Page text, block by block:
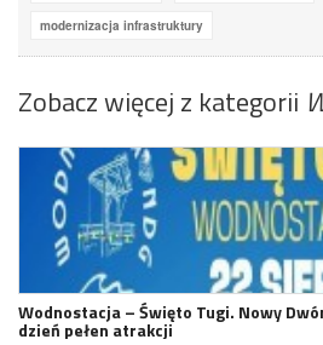
modernizacja infrastruktury
Zobacz więcej z kategorii
Wodnostacja – Święto Tugi. Nowy
dzień pełen atrakcji